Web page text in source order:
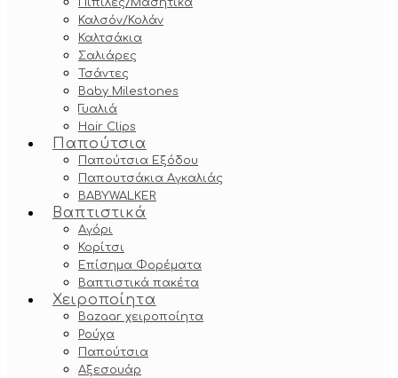
Πιπίλες/Μασητικά
Καλσόν/Κολάν
Καλτσάκια
Σαλιάρες
Τσάντες
Baby Milestones
Γυαλιά
Hair Clips
Παπούτσια
Παπούτσια Εξόδου
Παπουτσάκια Αγκαλιάς
BABYWALKER
Βαπτιστικά
Αγόρι
Κορίτσι
Επίσημα Φορέματα
Βαπτιστικά πακέτα
Χειροποίητα
Bazaar χειροποίητα
Ρούχα
Παπούτσια
Αξεσουάρ